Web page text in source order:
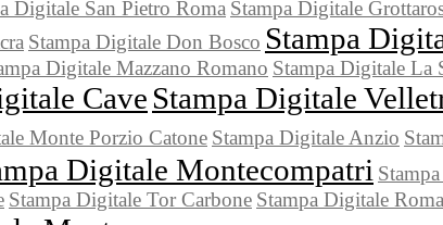
Digitale San Pietro Roma Stampa Digitale
Stampa Digitale Don Bosco Stampa
Digitale Mazzano Romano Stampa Digitale La
Cave Stampa Digitale
Monte Porzio Catone Stampa Digitale Anzio
Digitale Montecompatri
Stampa Digitale Tor Carbone Stampa Digitale